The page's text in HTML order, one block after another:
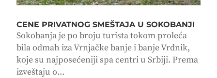
CENE PRIVATNOG SMEŠTAJA U SOKOBANJI
Sokobanja je po broju turista tokom proleća
bila odmah iza Vrnjačke banje i banje Vrdnik,
koje su najposećeniji spa centri u Srbiji. Prema
izveštaju o...